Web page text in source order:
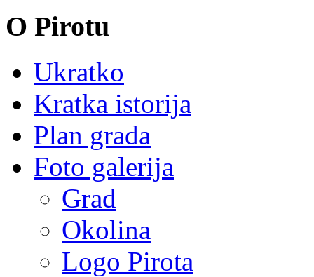
O Pirotu
Ukratko
Kratka istorija
Plan grada
Foto galerija
Grad
Okolina
Logo Pirota